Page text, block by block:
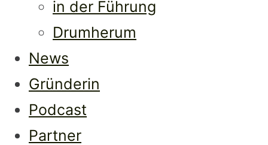
in der Führung
Drumherum
News
Gründerin
Podcast
Partner